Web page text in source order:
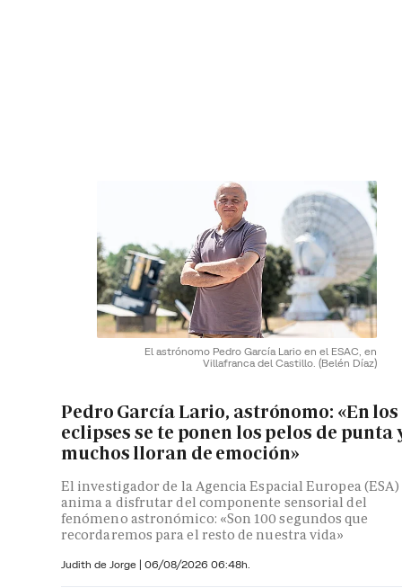
El astrónomo Pedro García Lario en el ESAC, en
Villafranca del Castillo. (Belén Díaz)
Pedro García Lario, astrónomo: «En los
eclipses se te ponen los pelos de punta
muchos lloran de emoción»
El investigador de la Agencia Espacial Europea (ESA)
anima a disfrutar del componente sensorial del
fenómeno astronómico: «Son 100 segundos que
recordaremos para el resto de nuestra vida»
Judith de Jorge | 06/08/2026 06:48h.